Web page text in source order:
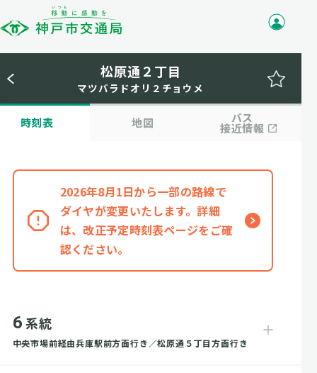
松原通２丁目
マツバラドオリ２チョウメ
時刻表 地図 バス
接近情報
2026年8月1日から一部の路線で
ダイヤが変更いたします。詳細
は、改正予定時刻表ページをご確
認ください。
6 系統
中央市場前経由兵庫駅前方面行き／松原通５丁目方面行き